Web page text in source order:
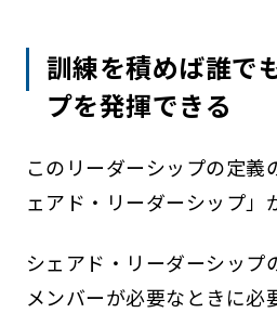
訓練を積めば誰で
プを発揮できる
このリーダーシップの定義
ェアド・リーダーシップ」
シェアド・リーダーシップ
メンバーが必要なときに必